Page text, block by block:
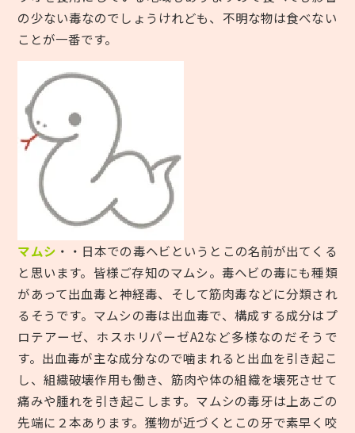
の少ない毒なのでしょうけれども、不明な物は食べない
ことが一番です。
マムシ ・・日本での毒ヘビというとこの名前が出てくる
と思います。皆様ご存知のマムシ。毒ヘビの毒にも種類
があって出血毒と神経毒、そして筋肉毒などに分類され
るそうです。マムシの毒は出血毒で、構成する成分はプ
ロテアーゼ、ホスホリパーゼA2など多様なのだそうで
す。出血毒が主な成分なので噛まれると出血を引き起こ
し、組織破壊作用も働き、筋肉や体の組織を壊死させて
痛みや腫れを引き起こします。マムシの毒牙は上あごの
先端に２本あります。獲物が近づくとこの牙で素早く咬